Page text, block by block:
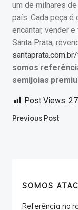
um de milhares
país. Cada peça
encantar, vender
Santa Prata,
somos
semijoias
Post Views: 27
Post
Previous Post
SOMOS
Referência no